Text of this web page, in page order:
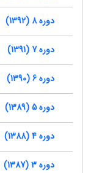
دوره 8 (1392)
دوره 7 (1391)
دوره 6 (1390)
دوره 5 (1389)
دوره 4 (1388)
دوره 3 (1387)